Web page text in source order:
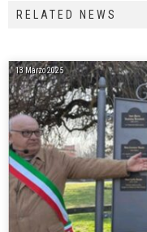
RELATED NEWS
13 Marzo 2025